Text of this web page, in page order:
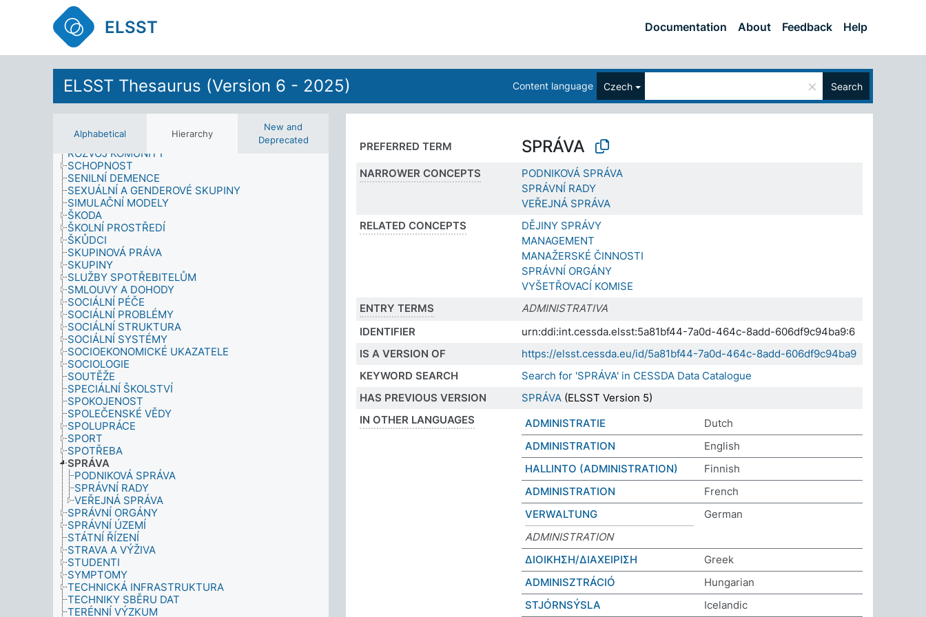
ELSST Documentation About Feedback Help
ELSST Thesaurus (Version 6 - 2025) Content language Czech × Search
Alphabetical Hierarchy
New and
Deprecated
PRŮZKUMY VEŘEJNÉHO MÍNĚNÍ
PSYCHICKÉ ÚČINKY
PSYCHOLOGIE
RIZIKA, NEHODY A KATASTROFY
RODINNÉ POVINNOSTI
RODINNÉ PROSTŘEDÍ
RODINNÝ STAV
RODINY
ROLE
ROZHOVORY (SBĚR DAT)
ROZPOČTY
ROZVOJ
ROZVOJ KOMUNITY
SCHOPNOST
SENILNÍ DEMENCE
SEXUÁLNÍ A GENDEROVÉ SKUPINY
SIMULAČNÍ MODELY
ŠKODA
ŠKOLNÍ PROSTŘEDÍ
ŠKŮDCI
SKUPINOVÁ PRÁVA
SKUPINY
SLUŽBY SPOTŘEBITELŮM
SMLOUVY A DOHODY
SOCIÁLNÍ PÉČE
SOCIÁLNÍ PROBLÉMY
SOCIÁLNÍ STRUKTURA
SOCIÁLNÍ SYSTÉMY
SOCIOEKONOMICKÉ UKAZATELE
SOCIOLOGIE
SOUTĚŽE
SPECIÁLNÍ ŠKOLSTVÍ
SPOKOJENOST
SPOLEČENSKÉ VĚDY
SPOLUPRÁCE
SPORT
SPOTŘEBA
SPRÁVA
PODNIKOVÁ SPRÁVA
SPRÁVNÍ RADY
VEŘEJNÁ SPRÁVA
SPRÁVNÍ ORGÁNY
SPRÁVNÍ ÚZEMÍ
STÁTNÍ ŘÍZENÍ
STRAVA A VÝŽIVA
STUDENTI
SYMPTOMY
TECHNICKÁ INFRASTRUKTURA
TECHNIKY SBĚRU DAT
TERÉNNÍ VÝZKUM
PREFERRED TERM SPRÁVA
NARROWER CONCEPTS
PODNIKOVÁ SPRÁVA
SPRÁVNÍ RADY
VEŘEJNÁ SPRÁVA
RELATED CONCEPTS
DĚJINY SPRÁVY
MANAGEMENT
MANAŽERSKÉ ČINNOSTI
SPRÁVNÍ ORGÁNY
VYŠETŘOVACÍ KOMISE
ENTRY TERMS
ADMINISTRATIVA
IDENTIFIER
urn:ddi:int.cessda.elsst:5a81bf44-7a0d-464c-8add-606df9c94ba9:6
IS A VERSION OF
https://elsst.cessda.eu/id/5a81bf44-7a0d-464c-8add-606df9c94ba9
KEYWORD SEARCH
Search for 'SPRÁVA' in CESSDA Data Catalogue
HAS PREVIOUS VERSION
SPRÁVA (ELSST Version 5)
IN OTHER LANGUAGES
ADMINISTRATIE
Dutch
ADMINISTRATION
English
HALLINTO (ADMINISTRATION)
Finnish
ADMINISTRATION
French
VERWALTUNG
German
ADMINISTRATION
ΔΙΟΙΚΗΣΗ/ΔΙΑΧΕΙΡΙΣΗ
Greek
ADMINISZTRÁCIÓ
Hungarian
STJÓRNSÝSLA
Icelandic